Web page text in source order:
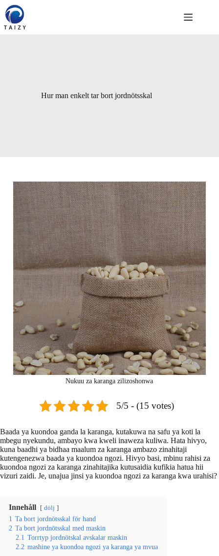
Skip
content
Hur man enkelt tar bort jordnötsskal
Nukuu za karanga zilizoshonwa
5/5 - (15 votes)
Baada ya kuondoa ganda la karanga, kutakuwa na safu ya koti la
mbegu nyekundu, ambayo kwa kweli inaweza kuliwa. Hata hivyo,
kuna baadhi ya bidhaa maalum za karanga ambazo zinahitaji
kutengenezwa baada ya kuondoa ngozi. Hivyo basi, mbinu rahisi za
kuondoa ngozi za karanga zinahitajika kutusaidia kufikia hatua hii
vizuri zaidi. Je, unajua jinsi ya kuondoa ngozi za karanga kwa urahisi?
Innehåll dölj
1 Ta bort jordnötsskal för hand
2 Ta bort jordnötsskal med maskin
2.1 Torrtyp jordnötskal avskalar maskin
2.2 mashine ya kuondoa ngozi ya karanga ya mvua